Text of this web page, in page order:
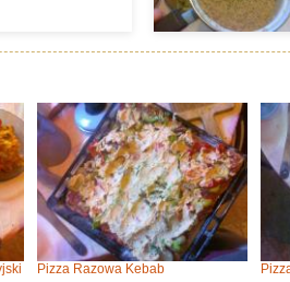
Pizza Razowa Kebab